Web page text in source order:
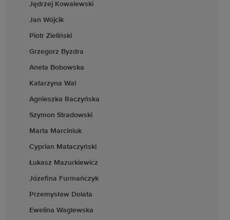
Jędrzej Kowalewski
Jan Wójcik
Piotr Zieliński
Grzegorz Byzdra
Aneta Bobowska
Katarzyna Wal
Agnieszka Raczyńska
Szymon Stradowski
Marta Marciniuk
Cyprian Mataczyński
Łukasz Mazurkiewicz
Józefina Furmańczyk
Przemysław Dolata
Ewelina Waglewska